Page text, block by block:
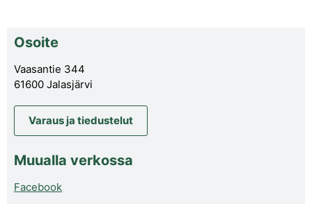
Osoite
Vaasantie 344
61600 Jalasjärvi
Varaus ja tiedustelut
Muualla verkossa
Facebook